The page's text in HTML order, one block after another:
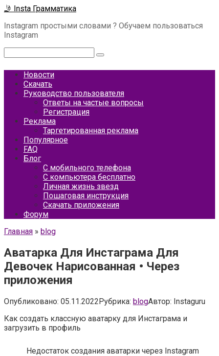
Перейти
контенту
🤳 Insta Грамматика
Instagram простыми словами ? Обучаем пользоваться
Instagram
Новости
Скачать
Руководство пользователя
Ответы на частые вопросы
Регистрация
Реклама
Таргетированная реклама
Популярное
FAQ
Блог
С мобильного телефона
С компьютера бесплатно
Личная жизнь звезд
Пошаговая инструкция
Скачать приложения
Форум
Главная » blog
Аватарка Для Инстаграма Для
Девочек Нарисованная • Через
приложения
Опубликовано: 05.11.2022Рубрика: blogАвтор: Instaguru
Как создать классную аватарку для Инстаграма и
загрузить в профиль
Недостаток создания аватарки через Instagram